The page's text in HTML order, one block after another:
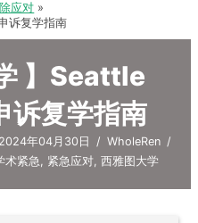
应对
诉复学指南
】Seattle
复学指南
年04月30日 / WholeRen /
术紧急, 紧急应对, 西雅图大学